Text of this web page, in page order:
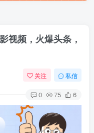
视频，火爆头条，
关注 私信
0 75 6